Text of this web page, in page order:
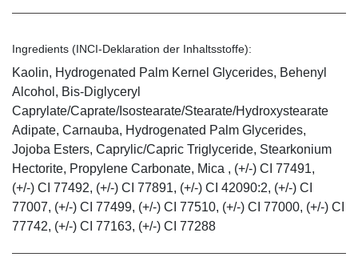
Ingredients (INCI-Deklaration der Inhaltsstoffe):
Kaolin, Hydrogenated Palm Kernel Glycerides, Behenyl
Alcohol, Bis-Diglyceryl
Caprylate/Caprate/Isostearate/Stearate/Hydroxystearate
Adipate, Carnauba, Hydrogenated Palm Glycerides,
Jojoba Esters, Caprylic/Capric Triglyceride, Stearkonium
Hectorite, Propylene Carbonate, Mica , (+/-) CI 77491,
(+/-) CI 77492, (+/-) CI 77891, (+/-) CI 42090:2, (+/-) CI
77007, (+/-) CI 77499, (+/-) CI 77510, (+/-) CI 77000, (+/-) CI
77742, (+/-) CI 77163, (+/-) CI 77288